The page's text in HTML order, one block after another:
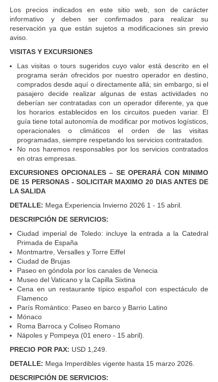
Los precios indicados en este sitio web, son de carácter
informativo y deben ser confirmados para realizar su
reservación ya que están sujetos a modificaciones sin previo
aviso.
VISITAS Y EXCURSIONES
Las visitas o tours sugeridos cuyo valor está descrito en el
programa serán ofrecidos por nuestro operador en destino,
comprados desde aquí o directamente allá; sin embargo, si el
pasajero decide realizar algunas de estas actividades no
deberían ser contratadas con un operador diferente, ya que
los horarios establecidos en los circuitos pueden variar. El
guía tiene total autonomía de modificar por motivos logísticos,
operacionales o climáticos el orden de las visitas
programadas, siempre respetando los servicios contratados.
No nos haremos responsables por los servicios contratados
en otras empresas.
EXCURSIONES OPCIONALES – SE OPERARÁ CON MINIMO
DE 15 PERSONAS - SOLICITAR MAXIMO 20 DIAS ANTES DE
LA SALIDA
DETALLE: Mega Experiencia Invierno 2026 1 - 15 abril.
DESCRIPCIÓN DE SERVICIOS:
Ciudad imperial de Toledo: incluye la entrada a la Catedral
Primada de España
Montmartre, Versalles y Torre Eiffel
Ciudad de Brujas
Paseo en góndola por los canales de Venecia
Museo del Vaticano y la Capilla Sixtina
Cena en un restaurante típico español con espectáculo de
Flamenco
París Romántico: Paseo en barco y Barrio Latino
Mónaco
Roma Barroca y Coliseo Romano
Nápoles y Pompeya (01 enero - 15 abril).
PRECIO POR PAX: USD 1,249.
DETALLE: Mega Imperdibles vigente hasta 15 marzo 2026.
DESCRIPCIÓN DE SERVICIOS: